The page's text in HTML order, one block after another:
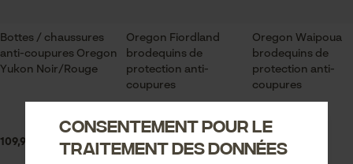
Bottes / chaussures
anti-coupures Oregon
Yukon Noir/Rouge
109,90 €
Oregon Fiordland
brodequins de
protection anti-
coupures
189,90 €
Oregon Waipoua
brodequins de
protection anti-
coupures
139,90 €
Consentement pour le
traitement des données